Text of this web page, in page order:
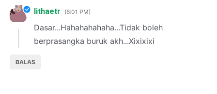
lithaetr 6:01 PM
Dasar...Hahahahahaha...Tidak boleh
berprasangka buruk akh...Xixixixi
BALAS